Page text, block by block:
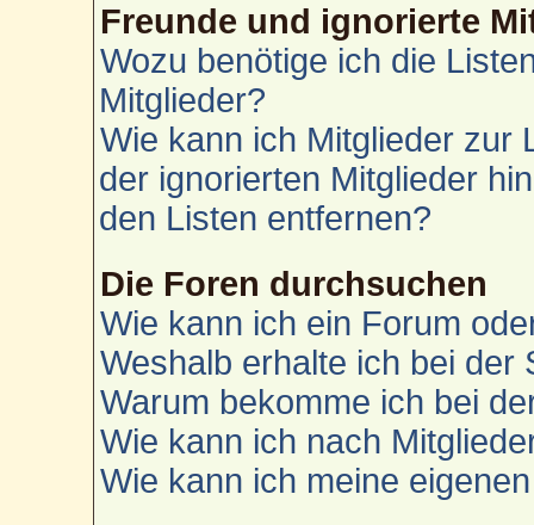
Freunde und ignorierte
Wozu benötige ich die
Mitglieder?
Wie kann ich Mitglieder zur
der ignorierten Mitglieder
den Listen entfernen?
Die Foren durchsuchen
Wie kann ich ein Forum
Weshalb erhalte ich bei der
Warum bekomme ich bei
Wie kann ich nach
Wie kann ich meine